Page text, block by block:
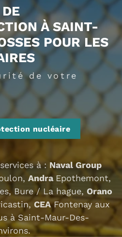
À SAINT-
POUR LES
de votre
nucléaire
à : Naval Group
Andra Epothemont,
Bure / La hague, Orano
CEAFontenay aux
à Saint-Maur-Des-